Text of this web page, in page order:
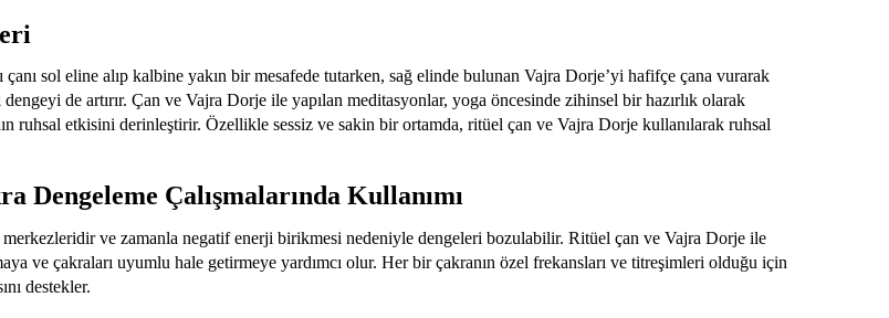
sol eline alıp kalbine yakın bir mesafede tutarken, sağ elinde bulunan Vajra Dorje’yi hafifçe çana vurarak
de artırır. Çan ve Vajra Dorje ile yapılan meditasyonlar, yoga öncesinde zihinsel bir hazırlık olarak
ruhsal etkisini derinleştirir. Özellikle sessiz ve sakin bir ortamda, ritüel çan ve Vajra Dorje kullanılarak ruhsal
Çalışmalarında Kullanımı
merkezleridir ve zamanla negatif enerji birikmesi nedeniyle dengeleri bozulabilir. Ritüel çan ve Vajra Dorje ile
ve çakraları uyumlu hale getirmeye yardımcı olur. Her bir çakranın özel frekansları ve titreşimleri olduğu için
destekler.